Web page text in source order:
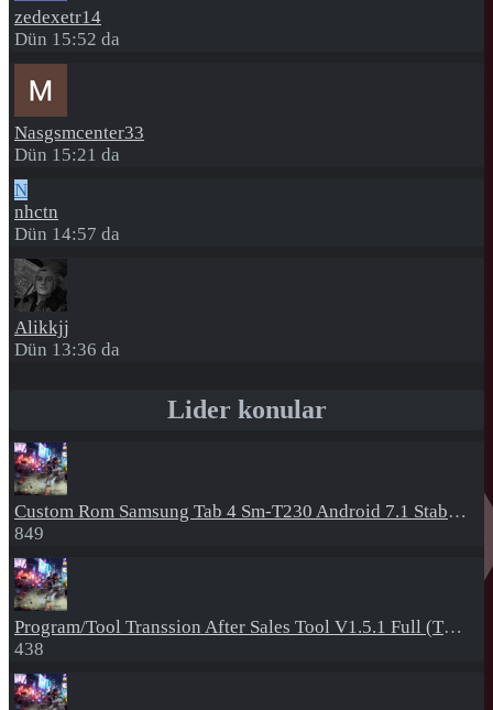
zedexetr14
Dün 15:52 da
Nasgsmcenter33
Dün 15:21 da
N
nhctn
Dün 14:57 da
Alikkjj
Dün 13:36 da
Lider konular
Custom Rom Samsung Tab 4 Sm-T230 Android 7.1 Stabil Eba Destekli Yazılım
849
Program/Tool Transsion After Sales Tool V1.5.1 Full (Tüm Mtk Işlemcili Cihazları Meta Moda Alma)
438